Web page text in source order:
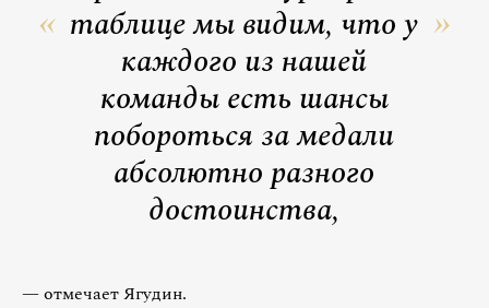
таблице мы видим, что у
каждого из нашей
команды есть шансы
побороться за медали
абсолютно разного
достоинства,
— отмечает Ягудин.